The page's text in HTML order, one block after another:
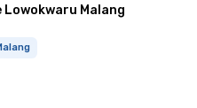
Malang